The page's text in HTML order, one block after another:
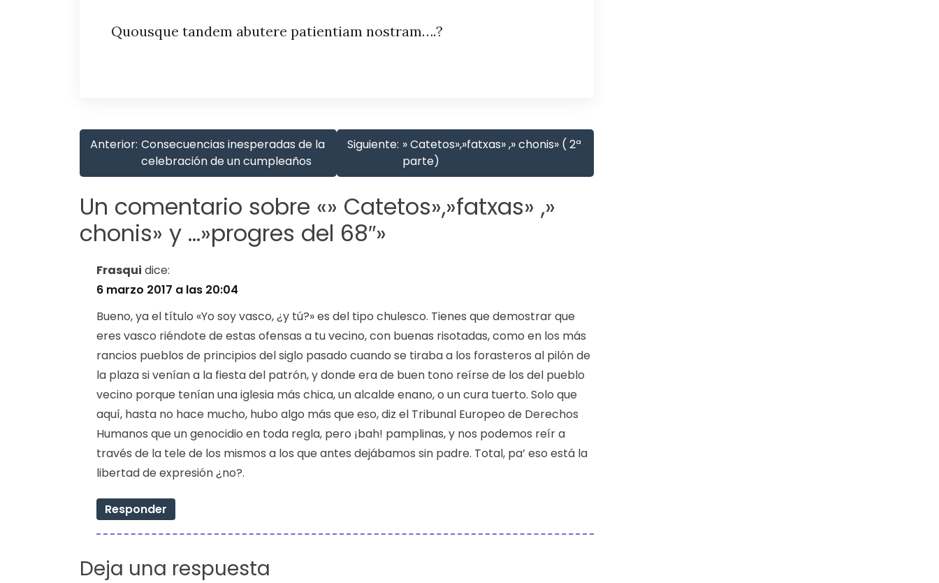
Quousque tandem abutere patientiam nostram….?
Anterior: Consecuencias inesperadas de la
celebración de un cumpleaños
Siguiente: » Catetos»,»fatxas» ,» chonis» ( 2ª
parte)
Un comentario sobre «» Catetos»,»fatxas» ,»
chonis» y …»progres del 68″»
Frasqui dice:
6 marzo 2017 a las 20:04
Bueno, ya el título «Yo soy vasco, ¿y tú?» es del tipo chulesco. Tienes que demostrar que
eres vasco riéndote de estas ofensas a tu vecino, con buenas risotadas, como en los más
rancios pueblos de principios del siglo pasado cuando se tiraba a los forasteros al pilón de
la plaza si venían a la fiesta del patrón, y donde era de buen tono reírse de los del pueblo
vecino porque tenían una iglesia más chica, un alcalde enano, o un cura tuerto. Solo que
aquí, hasta no hace mucho, hubo algo más que eso, diz el Tribunal Europeo de Derechos
Humanos que un genocidio en toda regla, pero ¡bah! pamplinas, y nos podemos reír a
través de la tele de los mismos a los que antes dejábamos sin padre. Total, pa’ eso está la
libertad de expresión ¿no?.
Responder
Deja una respuesta